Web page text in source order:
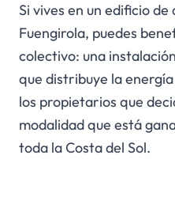
Si vives en un edificio
Fuengirola, puedes
colectivo: una
que distribuye la
los propietarios que
modalidad que está
toda la Costa del Sol.